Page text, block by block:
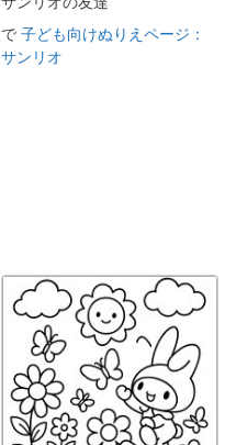
で 子ども向けぬりえページ：
サンリオ